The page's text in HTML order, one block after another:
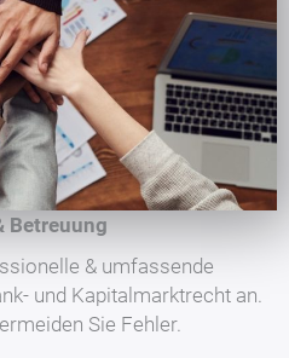
Betreuung
& umfassende
und Kapitalmarktrecht an.
Sie Fehler.